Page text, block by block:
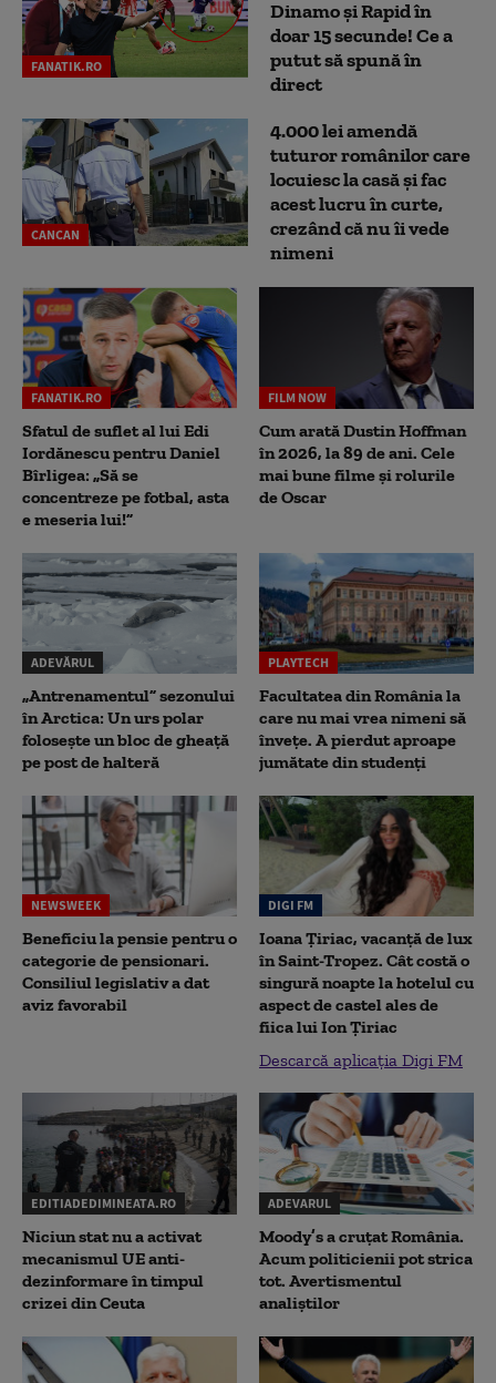
FANATIK.RO
Dinamo și Rapid în
doar 15 secunde! Ce a
putut să spună în
direct
CANCAN
4.000 lei amendă
tuturor românilor care
locuiesc la casă și fac
acest lucru în curte,
crezând că nu îi vede
nimeni
FANATIK.RO
Sfatul de suflet al lui Edi
Iordănescu pentru Daniel
Bîrligea: „Să se
concentreze pe fotbal, asta
e meseria lui!”
FILM NOW
Cum arată Dustin Hoffman
în 2026, la 89 de ani. Cele
mai bune filme și rolurile
de Oscar
ADEVĂRUL
„Antrenamentul” sezonului
în Arctica: Un urs polar
folosește un bloc de gheață
pe post de halteră
PLAYTECH
Facultatea din România la
care nu mai vrea nimeni să
înveţe. A pierdut aproape
jumătate din studenţi
NEWSWEEK
Beneficiu la pensie pentru o
categorie de pensionari.
Consiliul legislativ a dat
aviz favorabil
DIGI FM
Ioana Țiriac, vacanță de lux
în Saint-Tropez. Cât costă o
singură noapte la hotelul cu
aspect de castel ales de
fiica lui Ion Țiriac
Descarcă aplicația Digi FM
EDITIADEDIMINEATA.RO
Niciun stat nu a activat
mecanismul UE anti-
dezinformare în timpul
crizei din Ceuta
ADEVARUL
Moody’s a cruțat România.
Acum politicienii pot strica
tot. Avertismentul
analiștilor